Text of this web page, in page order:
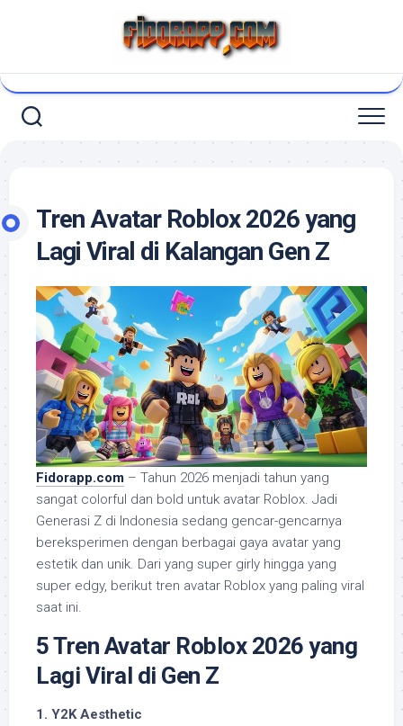
Tren Avatar Roblox 2026 yang
Lagi Viral di Kalangan Gen Z
Fidorapp.com – Tahun 2026 menjadi tahun yang
sangat colorful dan bold untuk avatar Roblox. Jadi
Generasi Z di Indonesia sedang gencar-gencarnya
bereksperimen dengan berbagai gaya avatar yang
estetik dan unik. Dari yang super girly hingga yang
super edgy, berikut tren avatar Roblox yang paling viral
saat ini.
5 Tren Avatar Roblox 2026 yang
Lagi Viral di Gen Z
1. Y2K Aesthetic